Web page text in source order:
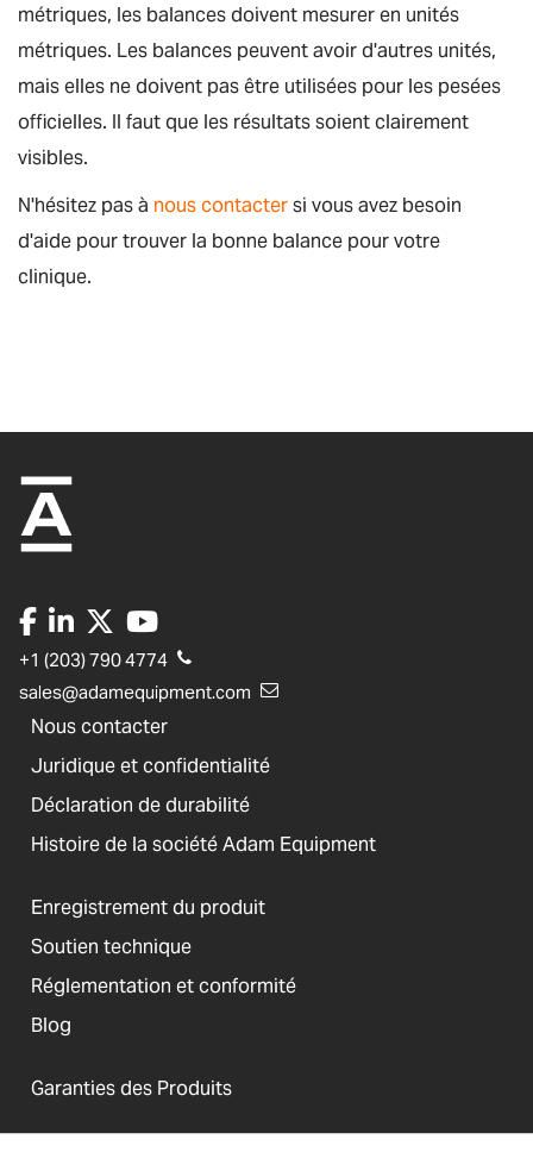
métriques, les balances doivent mesurer en unités
métriques. Les balances peuvent avoir d'autres unités,
mais elles ne doivent pas être utilisées pour les pesées
officielles. Il faut que les résultats soient clairement
visibles.
N'hésitez pas à nous contactersi vous avez besoin
d'aide pour trouver la bonne balance pour votre
clinique.
+1 (203) 790 4774
sales@adamequipment.com
Nous contacter
Juridique et confidentialité
Déclaration de durabilité
Histoire de la société Adam Equipment
Enregistrement du produit
Soutien technique
Réglementation et conformité
Blog
Garanties des Produits